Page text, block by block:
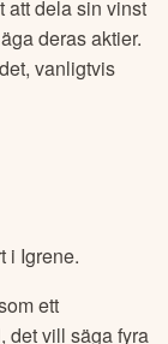
att dela sin vinst
deras aktier.
vanligtvis
i Igrene.
ett
det vill säga fyra